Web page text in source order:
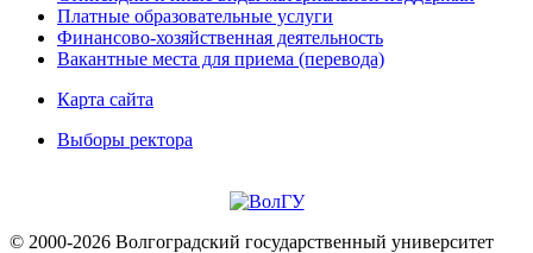
Платные образовательные услуги
Финансово-хозяйственная деятельность
Вакантные места для приема (перевода)
Карта сайта
Выборы ректора
© 2000-2026 Волгоградский государственный университет